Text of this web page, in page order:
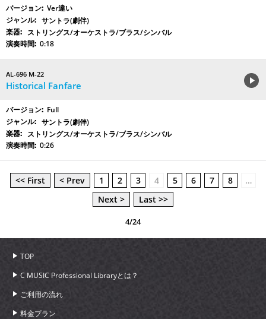
Ver違い
サントラ(劇伴)
ストリングス/オーケストラ/ブラス/シンバル
0:18
AL-696 M-22
Historical Fanfare
Full
サントラ(劇伴)
ストリングス/オーケストラ/ブラス/シンバル
0:26
<< First < Prev 1 2 3 4 5 6 7 8
…
Next >
Last >>
4/24
TOP
C MUSIC Professional Libraryとは？
ご利用の流れ
料金プラン